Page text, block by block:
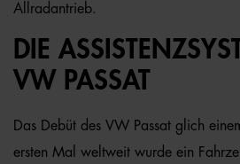
Allradantrieb.
DIE
VW PASSAT
Das Debüt des VW Passat glich
ersten Mal weltweit wurde ein